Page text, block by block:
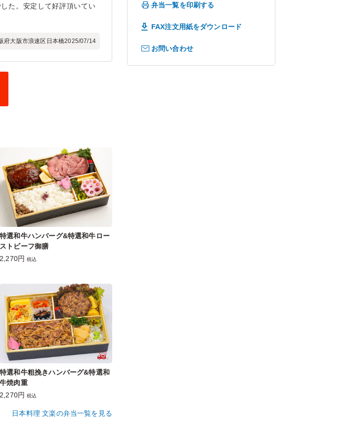
た。安定して好評頂いてい
府大阪市浪速区日本橋2025/07/14
特選和牛ハンバーグ&特選和牛ロー
ストビーフ御膳
2,270円 税込
特選和牛粗挽きハンバーグ&特選和
牛焼肉重
2,270円 税込
日本料理 文楽の弁当一覧を見る
弁当一覧を印刷する
FAX注文用紙をダウンロード
お問い合わせ